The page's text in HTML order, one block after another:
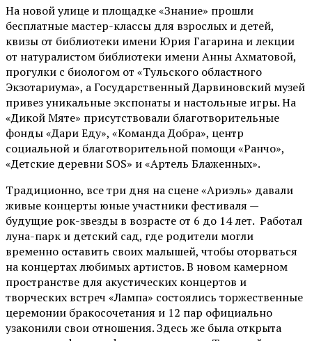
На новой улице и площадке «Знание» прошли
бесплатные мастер-классы для взрослых и детей,
квизы от библиотеки имени Юрия Гагарина и лекции
от натуралистом библиотеки имени Анны Ахматовой,
прогулки с биологом от «Тульского областного
Экзотариума», а Государственный Дарвиновский музей
привез уникальные экспонаты и настольные игры. На
«Дикой Мяте» присутствовали благотворительные
фонды «Дари Еду», «Команда Добра», центр
социальной и благотворительной помощи «Ранчо»,
«Детские деревни SOS» и «Артель Блаженных».
Традиционно, все три дня на сцене«Ариэль» давали
живые концерты юные участники фестиваля —
будущие рок-звезды в возрасте от 6 до 14 лет. Работал
луна-парк и детский сад, где родители могли
временно оставить своих малышей, чтобы оторваться
на концертах любимых артистов. В новом камерном
пространстве для акустических концертов и
творческих встреч «Лампа» состоялись торжественные
церемонии бракосочетания и 12 пар официально
узаконили свои отношения. Здесь же была открыта